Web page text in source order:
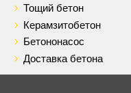
Тощий бетон
Керамзитобетон
Бетононасос
Доставка бетона